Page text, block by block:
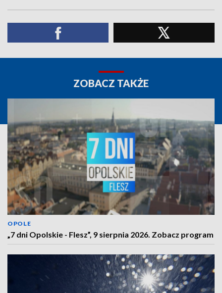
ZOBACZ TAKŻE
OPOLE
„7 dni Opolskie - Flesz”, 9 sierpnia 2026. Zobacz program